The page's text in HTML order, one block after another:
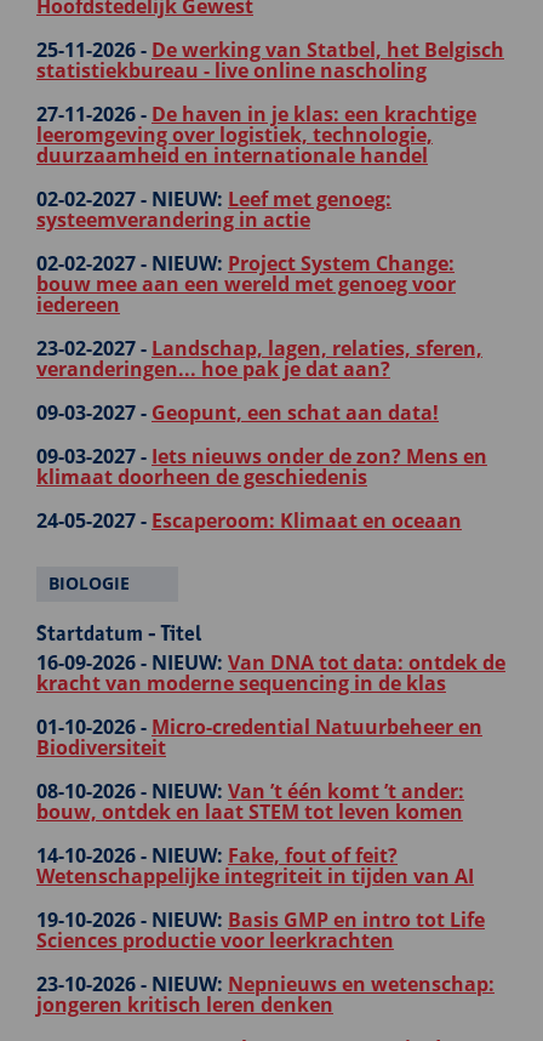
Hoofdstedelijk Gewest
25-11-2026 - De werking van Statbel, het Belgisch
statistiekbureau - live online nascholing
27-11-2026 - De haven in je klas: een krachtige
leeromgeving over logistiek, technologie,
duurzaamheid en internationale handel
02-02-2027 - NIEUW: Leef met genoeg:
systeemverandering in actie
02-02-2027 - NIEUW: Project System Change:
bouw mee aan een wereld met genoeg voor
iedereen
23-02-2027 - Landschap, lagen, relaties, sferen,
veranderingen... hoe pak je dat aan?
09-03-2027 - Geopunt, een schat aan data!
09-03-2027 - Iets nieuws onder de zon? Mens en
klimaat doorheen de geschiedenis
24-05-2027 - Escaperoom: Klimaat en oceaan
BIOLOGIE
Startdatum - Titel
16-09-2026 - NIEUW: Van DNA tot data: ontdek de
kracht van moderne sequencing in de klas
01-10-2026 - Micro-credential Natuurbeheer en
Biodiversiteit
08-10-2026 - NIEUW: Van ’t één komt ’t ander:
bouw, ontdek en laat STEM tot leven komen
14-10-2026 - NIEUW: Fake, fout of feit?
Wetenschappelijke integriteit in tijden van AI
19-10-2026 - NIEUW: Basis GMP en intro tot Life
Sciences productie voor leerkrachten
23-10-2026 - NIEUW: Nepnieuws en wetenschap:
jongeren kritisch leren denken